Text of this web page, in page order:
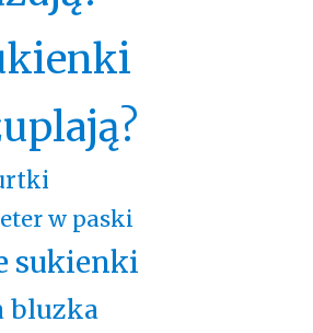
w paski
sukienki
bluzka